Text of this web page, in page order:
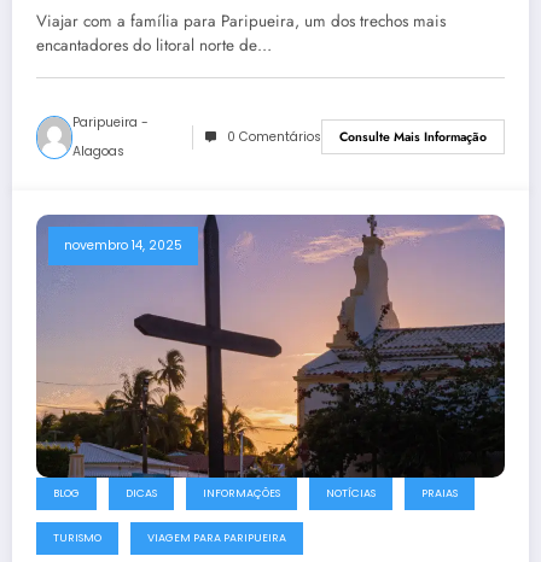
Viajar com a família para Paripueira, um dos trechos mais
encantadores do litoral norte de…
Paripueira -
Alagoas
0 Comentários Consulte Mais Informação
novembro 14, 2025
BLOG DICAS INFORMAÇÕES NOTÍCIAS PRAIAS
TURISMO VIAGEM PARA PARIPUEIRA